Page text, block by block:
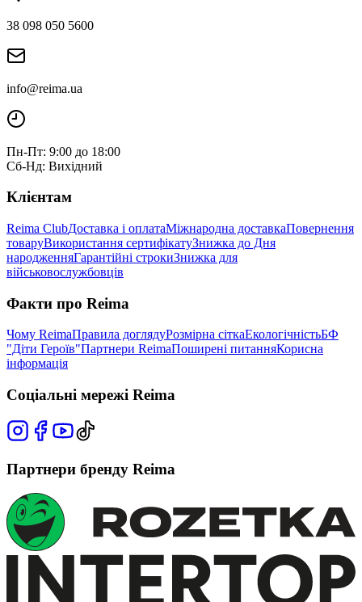
38 098 050 5600
info@reima.ua
Пн-Пт: 9:00 до 18:00
Сб-Нд: Вихідний
Клієнтам
Reima ClubДоставка і оплатаМіжнародна доставкаПовернення
товаруВикористання сертифікатуЗнижка до Дня
народженняГарантійні строкиЗнижка для
військовослужбовців
Факти про Reima
Чому ReimaПравила доглядуРозмірна сіткаЕкологічністьБФ
"Діти Героїв"Партнери ReimaПоширені питанняКорисна
інформація
Соціальні мережі Reima
Партнери бренду Reima